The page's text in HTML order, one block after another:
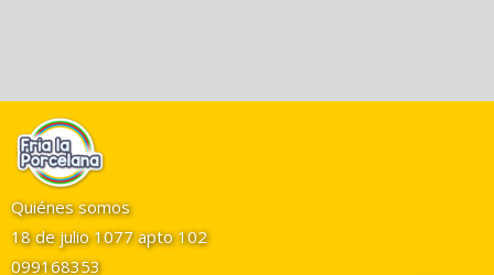
Quiénes somos
18 de julio 1077 apto 102
099168353